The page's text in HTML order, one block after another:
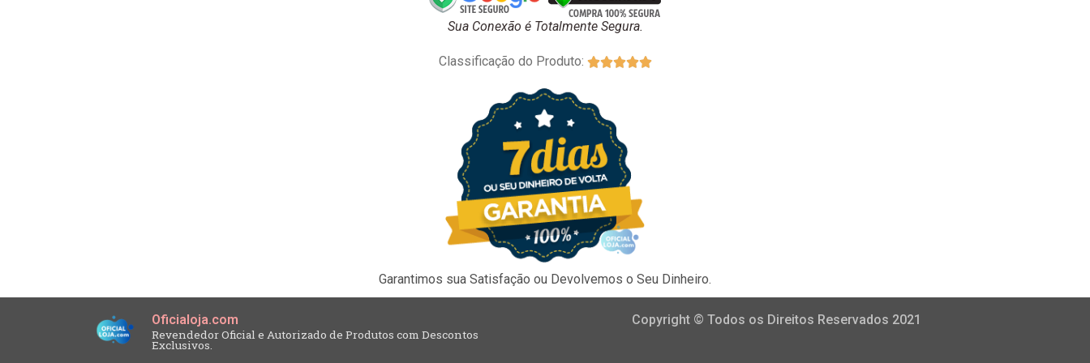
Sua Conexão é Totalmente Segura.
Classificação do Produto: 
Garantimos sua Satisfação ou Devolvemos o Seu Dinheiro.
Oficialoja.com
Revendedor Oficial e Autorizado de Produtos com Descontos
Exclusivos.
Copyright © Todos os Direitos Reservados 2021